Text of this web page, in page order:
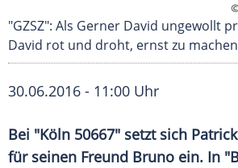
"GZSZ": Als Gerner David ungewollt
David rot und droht, ernst zu
30.06.2016 - 11:00 Uhr
Bei "Köln 50667" setzt sich
für seinen Freund Bruno ein. In